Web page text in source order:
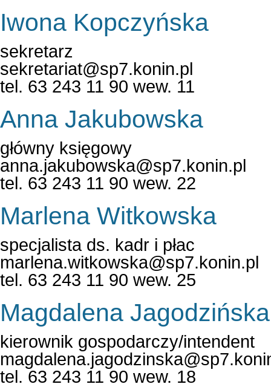
Iwona Kopczyńska
sekretarz
sekretariat@sp7.konin.pl
tel. 63 243 11 90 wew. 11
Anna Jakubowska
główny księgowy
anna.jakubowska@sp7.konin.pl
tel. 63 243 11 90 wew. 22
Marlena Witkowska
specjalista ds. kadr i płac
marlena.witkowska@sp7.konin.pl
tel. 63 243 11 90 wew. 25
Magdalena Jagodzińska
kierownik gospodarczy/intendent
tel. 63 243 11 90 wew. 18